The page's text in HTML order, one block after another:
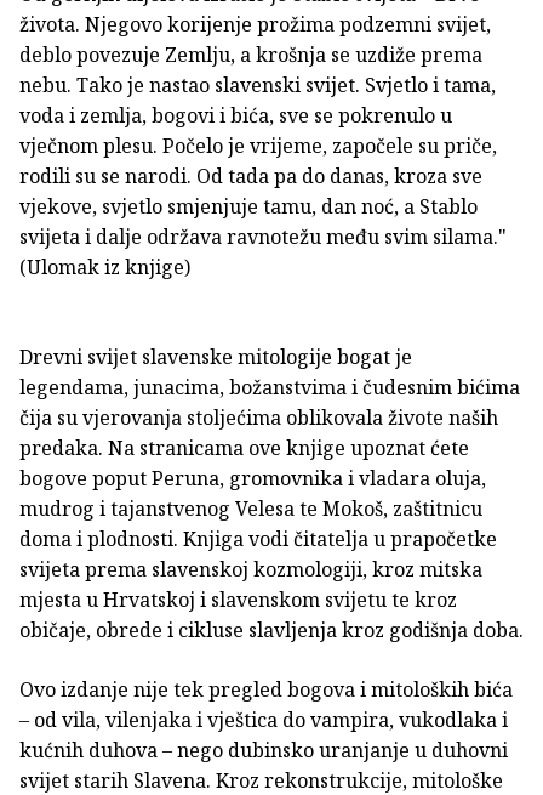
života. Njegovo korijenje prožima podzemni svijet,
deblo povezuje Zemlju, a krošnja se uzdiže prema
nebu. Tako je nastao slavenski svijet. Svjetlo i tama,
voda i zemlja, bogovi i bića, sve se pokrenulo u
vječnom plesu. Počelo je vrijeme, započele su priče,
rodili su se narodi. Od tada pa do danas, kroza sve
vjekove, svjetlo smjenjuje tamu, dan noć, a Stablo
svijeta i dalje održava ravnotežu među svim silama."
(Ulomak iz knjige)
Drevni svijet slavenske mitologije bogat je
legendama, junacima, božanstvima i čudesnim bićima
čija su vjerovanja stoljećima oblikovala živote naših
predaka. Na stranicama ove knjige upoznat ćete
bogove poput Peruna, gromovnika i vladara oluja,
mudrog i tajanstvenog Velesa te Mokoš, zaštitnicu
doma i plodnosti. Knjiga vodi čitatelja u prapočetke
svijeta prema slavenskoj kozmologiji, kroz mitska
mjesta u Hrvatskoj i slavenskom svijetu te kroz
običaje, obrede i cikluse slavljenja kroz godišnja doba.
Ovo izdanje nije tek pregled bogova i mitoloških bića
– od vila, vilenjaka i vještica do vampira, vukodlaka i
kućnih duhova – nego dubinsko uranjanje u duhovni
svijet starih Slavena. Kroz rekonstrukcije, mitološke